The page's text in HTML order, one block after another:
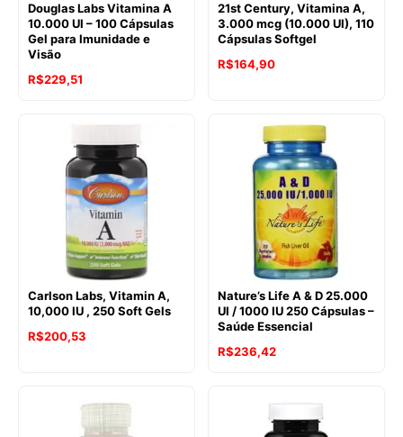
Douglas Labs Vitamina A
10.000 UI – 100 Cápsulas
Gel para Imunidade e
Visão
R$229,51
21st Century, Vitamina A,
3.000 mcg (10.000 UI), 110
Cápsulas Softgel
R$164,90
Carlson Labs, Vitamin A,
10,000 IU , 250 Soft Gels
R$200,53
Nature’s Life A & D 25.000
UI / 1000 IU 250 Cápsulas –
Saúde Essencial
R$236,42